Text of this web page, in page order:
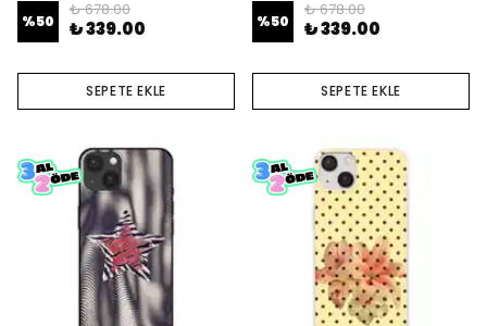
%50
₺ 678.00
₺ 339.00
SEPETE EKLE
%50
₺ 678.00
₺ 339.00
SEPETE EKLE